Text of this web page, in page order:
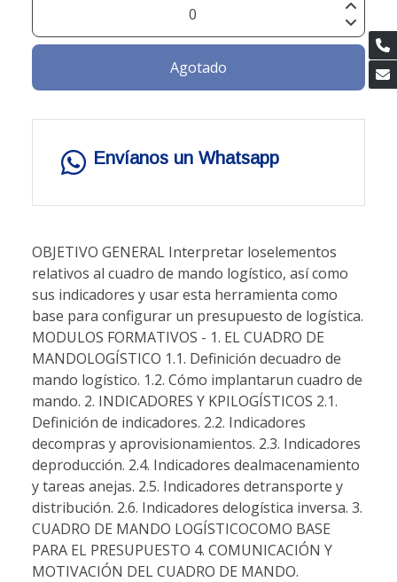
Agotado
Envíanos un Whatsapp
OBJETIVO GENERAL Interpretar loselementos
relativos al cuadro de mando logístico, así como
sus indicadores y usar esta herramienta como
base para configurar un presupuesto de logística.
MODULOS FORMATIVOS - 1. EL CUADRO DE
MANDOLOGÍSTICO 1.1. Definición decuadro de
mando logístico. 1.2. Cómo implantarun cuadro de
mando. 2. INDICADORES Y KPILOGÍSTICOS 2.1.
Definición de indicadores. 2.2. Indicadores
decompras y aprovisionamientos. 2.3. Indicadores
deproducción. 2.4. Indicadores dealmacenamiento
y tareas anejas. 2.5. Indicadores detransporte y
distribución. 2.6. Indicadores delogística inversa. 3.
CUADRO DE MANDO LOGÍSTICOCOMO BASE
PARA EL PRESUPUESTO 4. COMUNICACIÓN Y
MOTIVACIÓN DEL CUADRO DE MANDO.